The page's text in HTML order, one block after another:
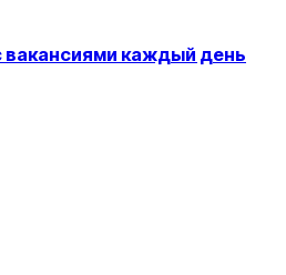
вакансиями каждый день